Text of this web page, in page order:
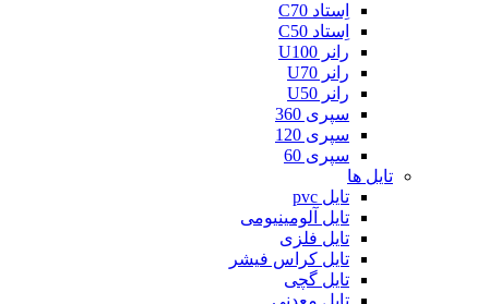
اِستاد C70
اِستاد C50
رانر U100
رانر U70
رانر U50
سپری 360
سپری 120
سپری 60
تایل ها
تایل pvc
تایل آلومینیومی
تایل فلزی
تایل کراس فیشر
تایل گچی